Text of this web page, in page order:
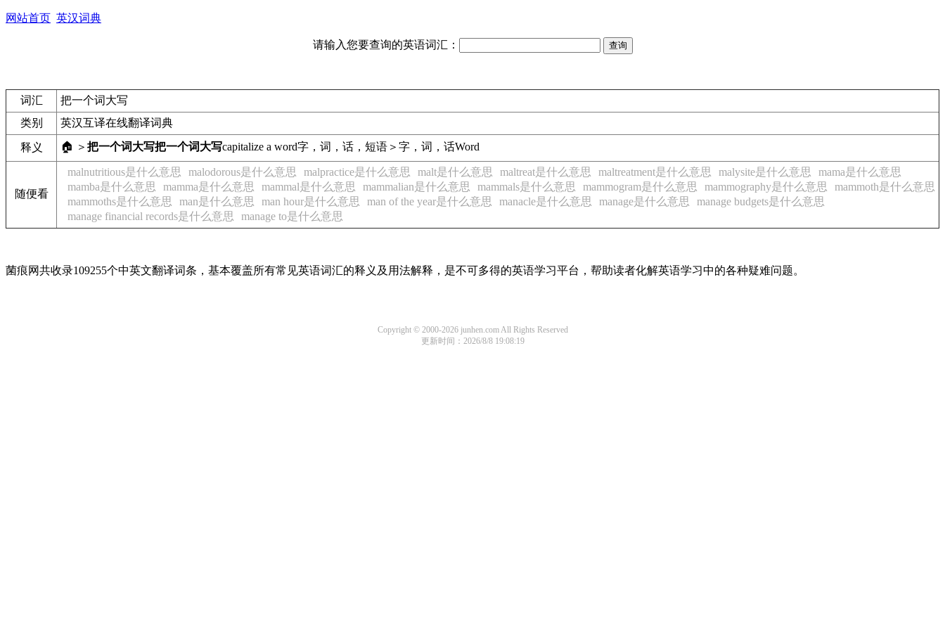
网站首页 英汉词典
请输入您要查询的英语词汇：
词汇
把一个词大写
类别
英汉互译在线翻译词典
释义 🏠 ＞ 把一个词大写把一个词大写capitalize a word字，词，话，短语＞字，词，话Word
随便看
malnutritious是什么意思 malodorous是什么意思 malpractice是什么意思 malt是什么意思 maltreat是什么意思 maltreatment是什么意思 malysite是什么意思
mama是什么意思
mamba是什么意思
mamma是什么意思 mammal是什么意思 mammalian是什么意思 mammals是什么意思 mammogram是什么意思 mammography是什么意思
mammoth是什么意思
mammoths是什么意思
man是什么意思 man hour是什么意思 man of the year是什么意思 manacle是什么意思 manage是什么意思
manage budgets是什么意思
manage financial records是什么意思
manage to是什么意思
菌痕网共收录109255个中英文翻译词条，基本覆盖所有常见英语词汇的释义及用法解释，是不可多得的英语学习平台，帮助读者化解英语学习中的各种疑难问题。
Copyright © 2000-2026 junhen.com All Rights Reserved
更新时间：2026/8/8 19:08:19